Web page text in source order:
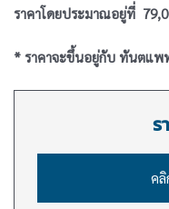
ราคาโดยประมาณอยู่ที่
* ราคาจะขึ้นอยู่กับ ทันตแพ
ร
คลิ